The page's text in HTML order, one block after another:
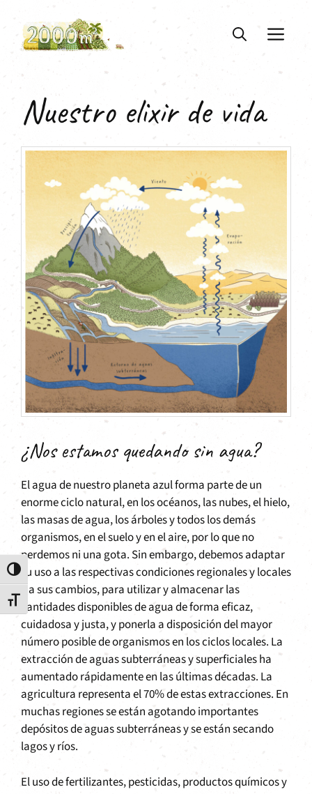
Alternar alto contraste
Alternar tamaño de letra
contenido
Nuestro elixir de vida
¿Nos estamos quedando sin agua?
El agua de nuestro planeta azul forma parte de un
enorme ciclo natural, en los océanos, las nubes, el hielo,
las masas de agua, los árboles y todos los demás
organismos, en el suelo y en el aire, por lo que no
perdemos ni una gota. Sin embargo, debemos adaptar
su uso a las respectivas condiciones regionales y locales
y a sus cambios, para utilizar y almacenar las
cantidades disponibles de agua de forma eficaz,
cuidadosa y justa, y ponerla a disposición del mayor
número posible de organismos en los ciclos locales. La
extracción de aguas subterráneas y superficiales ha
aumentado rápidamente en las últimas décadas. La
agricultura representa el 70% de estas extracciones. En
muchas regiones se están agotando importantes
depósitos de aguas subterráneas y se están secando
lagos y ríos.
El uso de fertilizantes, pesticidas, productos químicos y